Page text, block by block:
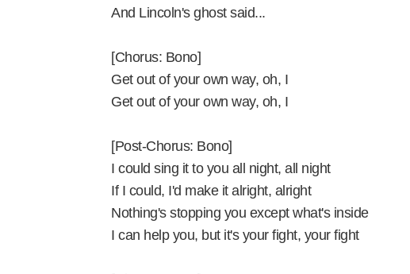
And Lincoln's ghost said...
[Chorus: Bono]
Get out of your own way, oh, I
Get out of your own way, oh, I
[Post-Chorus: Bono]
I could sing it to you all night, all night
If I could, I'd make it alright, alright
Nothing's stopping you except what's inside
I can help you, but it's your fight, your fight